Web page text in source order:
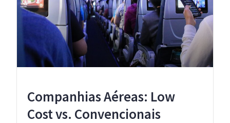
Companhias Aéreas: Low
Cost vs. Convencionais